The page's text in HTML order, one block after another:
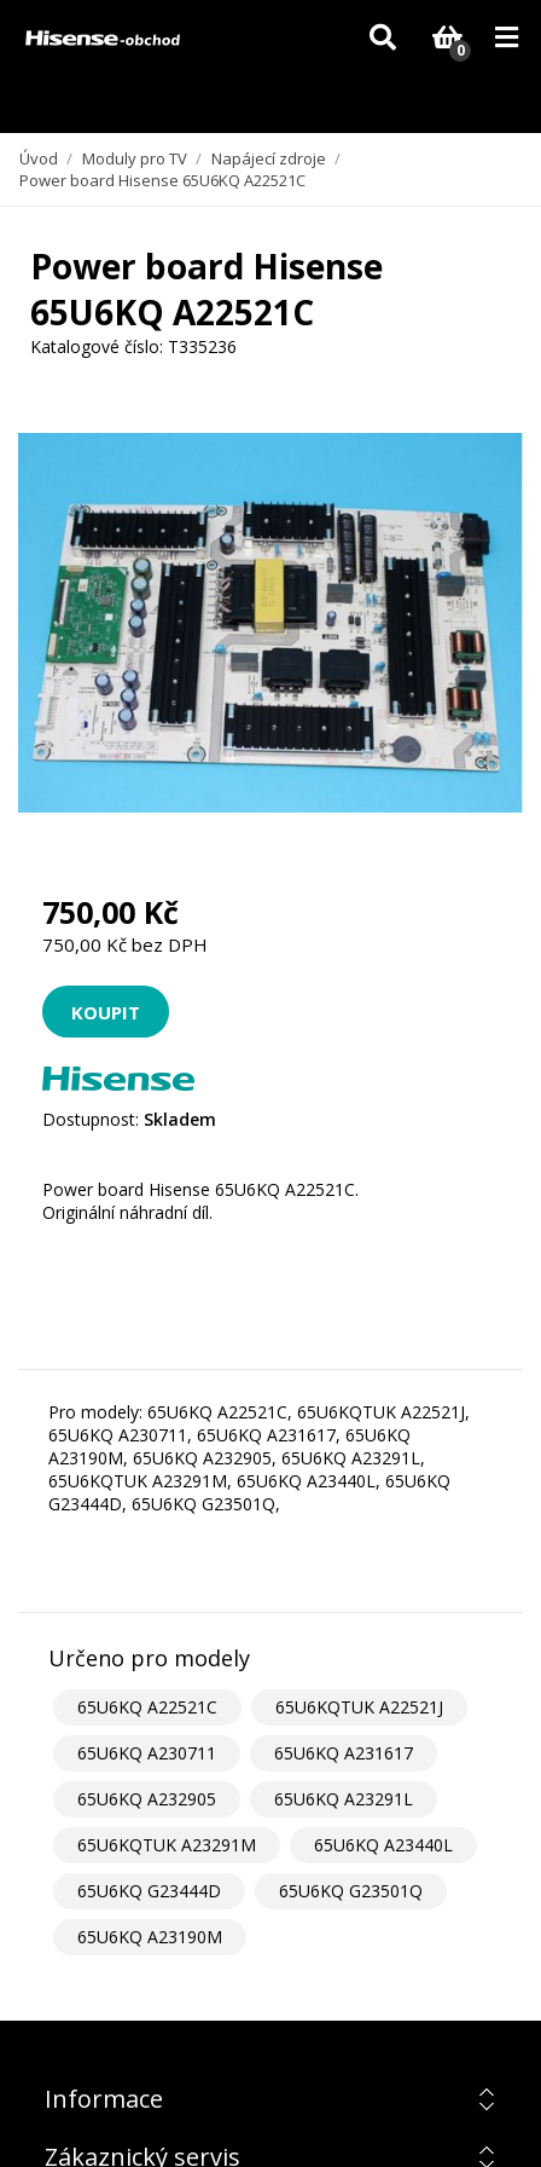
Vzhledem k aktuální situaci se může dodání dílů, které nejsou skladem,
zpozdit. Děkujeme za pochopení.
0
Úvod / Moduly pro TV / Napájecí zdroje /
Power board Hisense 65U6KQ A22521C
Power board Hisense
65U6KQ A22521C
Katalogové číslo: T335236
750,00 Kč
750,00 Kč bez DPH
Dostupnost: Skladem
Power board Hisense 65U6KQ A22521C.
Originální náhradní díl.
Pro modely: 65U6KQ A22521C, 65U6KQTUK A22521J,
65U6KQ A230711, 65U6KQ A231617, 65U6KQ
A23190M, 65U6KQ A232905, 65U6KQ A23291L,
65U6KQTUK A23291M, 65U6KQ A23440L, 65U6KQ
G23444D, 65U6KQ G23501Q,
Určeno pro modely
65U6KQ A22521C
65U6KQTUK A22521J
65U6KQ A230711
65U6KQ A231617
65U6KQ A232905
65U6KQ A23291L
65U6KQTUK A23291M
65U6KQ A23440L
65U6KQ G23444D
65U6KQ G23501Q
65U6KQ A23190M
Informace
Zákaznický servis